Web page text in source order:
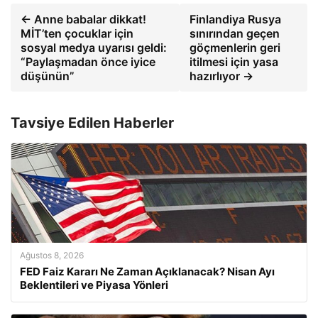
← Anne babalar dikkat!
MİT’ten çocuklar için
sosyal medya uyarısı geldi:
“Paylaşmadan önce iyice
düşünün”
Finlandiya Rusya
sınırından geçen
göçmenlerin geri
itilmesi için yasa
hazırlıyor →
Tavsiye Edilen Haberler
Ağustos 8, 2026
FED Faiz Kararı Ne Zaman Açıklanacak? Nisan Ayı
Beklentileri ve Piyasa Yönleri